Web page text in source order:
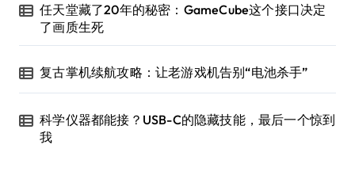
任天堂藏了20年的秘密：GameCube这个接口决定
了画质生死
复古掌机续航攻略：让老游戏机告别“电池杀手”
科学仪器都能接？USB-C的隐藏技能，最后一个惊到
我